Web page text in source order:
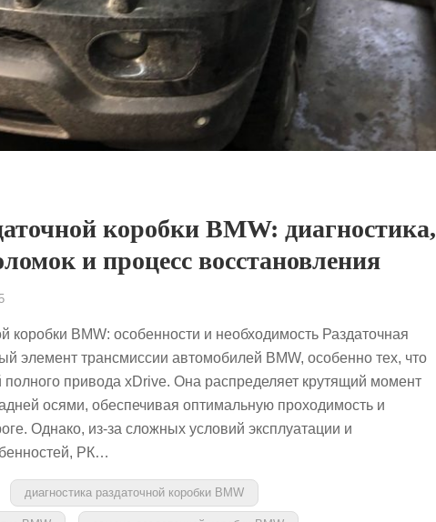
коробки BMW: диагностика,
и процесс восстановления
коробки BMW: особенности и необходимость Раздаточная
элемент трансмиссии автомобилей BMW, особенно тех, что
привода xDrive. Она распределяет крутящий момент
осями, обеспечивая оптимальную проходимость и
Однако, из-за сложных условий эксплуатации и
РК…
диагностика раздаточной коробки BMW